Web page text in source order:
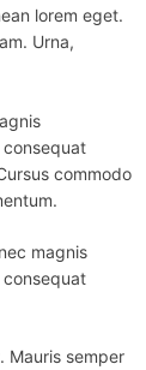
lorem eget.
Urna,
commodo
magnis
Mauris semper